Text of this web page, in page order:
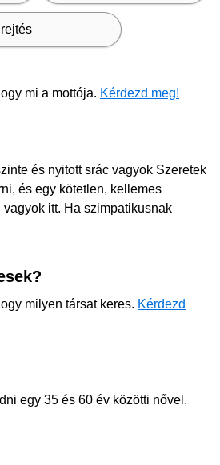
mi a mottója. Kérdezd meg!
és nyitott srác vagyok Szeretek
és egy kötetlen, kellemes
itt. Ha szimpatikusnak
milyen társat keres. Kérdezd
egy 35 és 60 év közötti nővel.